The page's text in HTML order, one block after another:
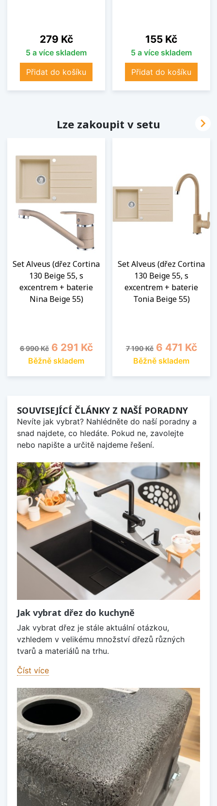
Cena
279 Kč
5 a více skladem
Přidat do košíku
Cena
155 Kč
5 a více skladem
Přidat do košíku
Lze zakoupit v setu
Set Alveus (dřez Cortina
130 Beige 55, s
excentrem + baterie
Nina Beige 55)
Běžná cena
6 990 Kč Cena
6 291 Kč
Běžně skladem
Set Alveus (dřez Cortina
130 Beige 55, s
excentrem + baterie
Tonia Beige 55)
Běžná cena
7 190 Kč Cena
6 471 Kč
Běžně skladem

SOUVISEJÍCÍ ČLÁNKY Z NAŠÍ PORADNY
Nevíte jak vybrat? Nahlédněte do naší poradny a
snad najdete, co hledáte. Pokud ne, zavolejte
nebo napište a určitě najdeme řešení.
Jak vybrat dřez do kuchyně
Jak vybrat dřez je stále aktuální otázkou,
vzhledem v velikému množství dřezů různých
tvarů a materiálů na trhu.
Číst více